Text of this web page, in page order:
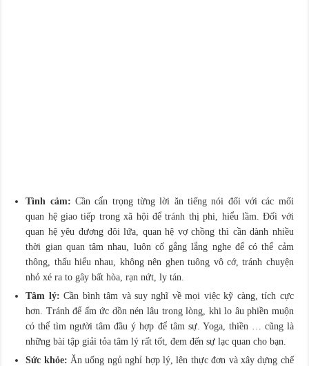
Tình cảm: Cần cẩn trọng từng lời ăn tiếng nói đối với các mối
quan hệ giao tiếp trong xã hội để tránh thị phi, hiểu lầm. Đối với
quan hệ yêu đương đôi lứa, quan hệ vợ chồng thì cần dành nhiều
thời gian quan tâm nhau, luôn cố gắng lắng nghe để có thể cảm
thông, thấu hiểu nhau, không nên ghen tuông vô cớ, tránh chuyện
nhỏ xé ra to gây bất hòa, rạn nứt, ly tán.
Tâm lý: Cần bình tâm và suy nghĩ về mọi việc kỹ càng, tích cực
hơn. Tránh để ấm ức dồn nén lâu trong lòng, khi lo âu phiền muộn
có thể tìm người tâm đầu ý hợp để tâm sự. Yoga, thiền … cũng là
những bài tập giải tỏa tâm lý rất tốt, đem đến sự lạc quan cho bạn.
Sức khỏe: Ăn uống ngủ nghỉ hợp lý, lên thực đơn và xây dựng chế